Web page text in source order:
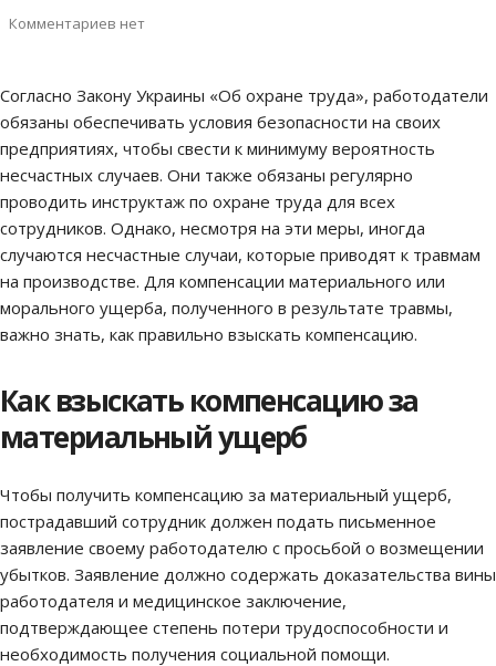
Комментариев нет
Согласно Закону Украины «Об охране труда», работодатели
обязаны обеспечивать условия безопасности на своих
предприятиях, чтобы свести к минимуму вероятность
несчастных случаев. Они также обязаны регулярно
проводить инструктаж по охране труда для всех
сотрудников. Однако, несмотря на эти меры, иногда
случаются несчастные случаи, которые приводят к травмам
на производстве. Для компенсации материального или
морального ущерба, полученного в результате травмы,
важно знать, как правильно взыскать компенсацию.
Как взыскать компенсацию за
материальный ущерб
Чтобы получить компенсацию за материальный ущерб,
пострадавший сотрудник должен подать письменное
заявление своему работодателю с просьбой о возмещении
убытков. Заявление должно содержать доказательства вины
работодателя и медицинское заключение,
подтверждающее степень потери трудоспособности и
необходимость получения социальной помощи.